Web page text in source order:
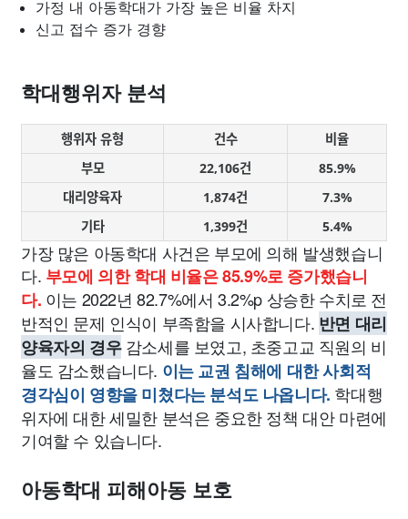
가정 내 아동학대가 가장 높은 비율 차지
신고 접수 증가 경향
학대행위자 분석
행위자 유형 건수
비율
부모
22,106건
85.9%
대리양육자
1,874건
7.3%
기타
1,399건 5.4%
가장 많은 아동학대 사건은 부모에 의해 발생했습니
다. 부모에 의한 학대 비율은 85.9%로 증가했습니
다. 이는 2022년 82.7%에서 3.2%p 상승한 수치로 전
반적인 문제 인식이 부족함을 시사합니다. 반면 대리
양육자의 경우감소세를 보였고, 초중고교 직원의 비
율도 감소했습니다. 이는 교권 침해에 대한 사회적
경각심이 영향을 미쳤다는 분석도 나옵니다. 학대행
위자에 대한 세밀한 분석은 중요한 정책 대안 마련에
기여할 수 있습니다.
아동학대 피해아동 보호